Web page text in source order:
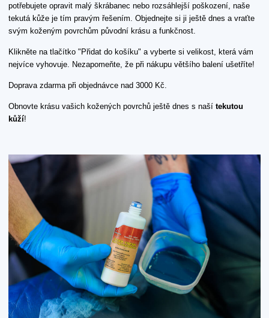
potřebujete opravit malý škrábanec nebo rozsáhlejší poškození, naše
tekutá kůže je tím pravým řešením. Objednejte si ji ještě dnes a vraťte
svým koženým povrchům původní krásu a funkčnost.
Klikněte na tlačítko "Přidat do košíku" a vyberte si velikost, která vám
nejvíce vyhovuje. Nezapomeňte, že při nákupu většího balení ušetříte!
Doprava zdarma při objednávce nad 3000 Kč.
Obnovte krásu vašich kožených povrchů ještě dnes s naší tekutou
kůží!